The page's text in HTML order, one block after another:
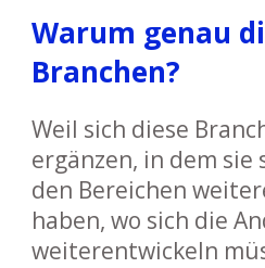
Warum genau
Branchen?
Weil sich diese
ergänzen, in dem sie
den Bereichen
haben, wo sich die
weiterentwickeln